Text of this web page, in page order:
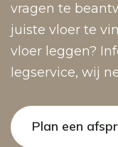
vragen te
juiste vloer te
vloer leggen?
legservice, wij
Plan een